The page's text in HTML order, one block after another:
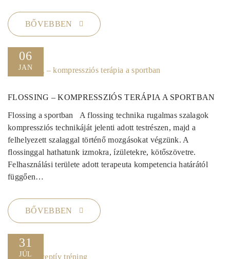
BŐVEBBEN
06
JAN
FLOSSING – KOMPRESSZIÓS TERÁPIA A SPORTBAN
Flossing a sportban A flossing technika rugalmas szalagok
kompressziós technikáját jelenti adott testrészen, majd a
felhelyezett szalaggal történő mozgásokat végzünk. A
flossinggal hathatunk izmokra, ízületekre, kötőszövetre.
Felhasználási területe adott terapeuta kompetencia határától
függően…
BŐVEBBEN
31
JÚL